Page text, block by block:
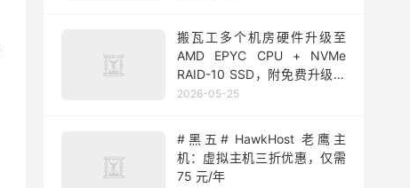
搬瓦工多个机房硬件升级至
AMD EPYC CPU + NVMe
RAID-10 SSD，附免费升级方
法
2026-05-25
#黑五# HawkHost 老鹰主
机：虚拟主机三折优惠，仅需
75 元/年